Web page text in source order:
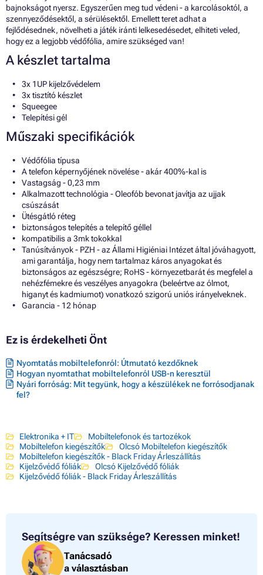
bajnokságot nyersz. Egyszerűen meg tud védeni - a karcolásoktól, a
szennyeződésektől, a sérülésektől. Emellett teret adhat a
fejlődésednek, növelheti a játék iránti lelkesedésedet, elhiteti veled,
hogy ez a legjobb védőfólia, amire szükséged van!
A készlet tartalma
3x 1UP kijelzővédelem
3x tisztító készlet
Squeegee
Telepítési gél
Műszaki specifikációk
Védőfólia típusa
A telefon képernyőjének növelése - akár 400%-kal is
Vastagság - 0,23 mm
Alkalmazott technológia - Oleofób bevonat javítja az ujjak
csúszását
Ütésgátló réteg
biztonságos telepítés a telepítő géllel
kompatibilis a 3mk tokokkal
Tanúsítványok - PZH - az Állami Higiéniai Intézet által jóváhagyott,
ami garantálja, hogy nem tartalmaz káros anyagokat és
biztonságos az egészségre; RoHS - környezetbarát és megfelel a
nehézfémekre és veszélyes anyagokra (beleértve az ólmot,
higanyt és kadmiumot) vonatkozó szigorú uniós irányelveknek.
Garancia - 12 hónap
Ez is érdekelheti Önt
Nyomtatás mobiltelefonról: Útmutató kezdőknek
Hogyan nyomtathat mobiltelefonról USB-n keresztül
Nyári forróság: Mit tegyünk, hogy a készülékek ne forrósodjanak
fel?
Elektronika + IT
Mobiltelefonok és tartozékok
Mobiltelefon kiegészítők
Olcsó Mobiltelefon kiegészítők
Mobiltelefon kiegészítők - Black Friday Árleszállítás
Kijelzővédő fóliák
Olcsó Kijelzővédő fóliák
Kijelzővédő fóliák - Black Friday Árleszállítás
Segítségre van szüksége? Keressen minket!
Tanácsadó
a választásban